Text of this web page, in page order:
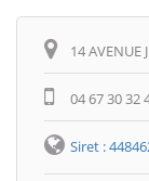
14 AVENUE
04 67 30 32
Siret :